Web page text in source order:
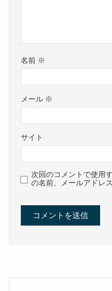
名前 ※
メール ※
サイト
次回のコメントで使用
の名前、メールアドレ